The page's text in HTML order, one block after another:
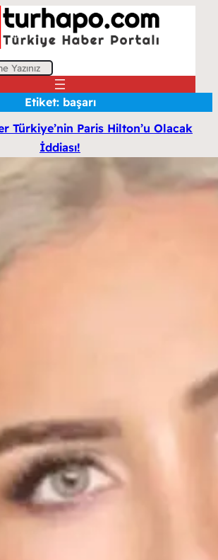
Etiket: başarı
Türkiye’nin Paris Hilton’u Olacak
İddiası!